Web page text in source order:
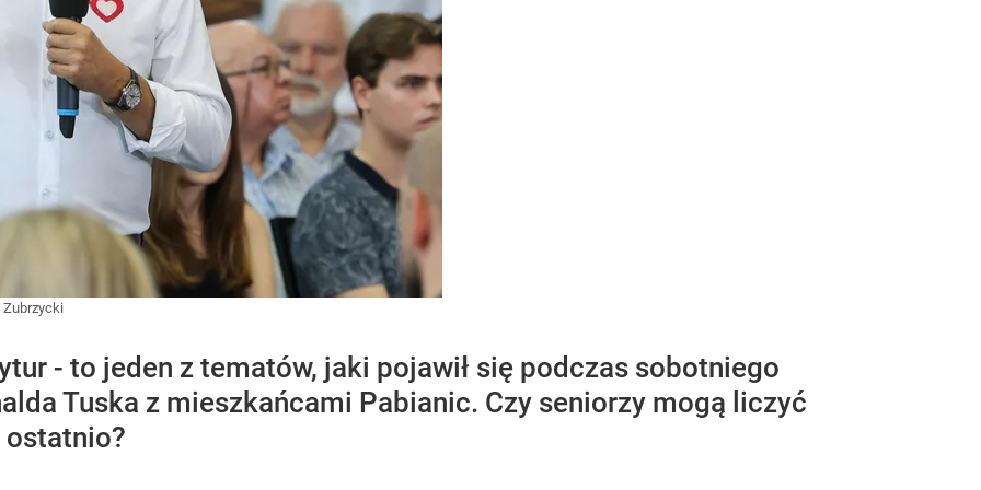
Zubrzycki
- to jeden z tematów, jaki pojawił się podczas sobotniego
Tuska z mieszkańcami Pabianic. Czy seniorzy mogą liczyć
ostatnio?